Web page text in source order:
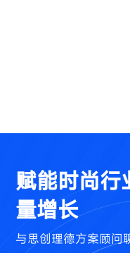
赋能时尚行
量增长
与思创理德方案顾问